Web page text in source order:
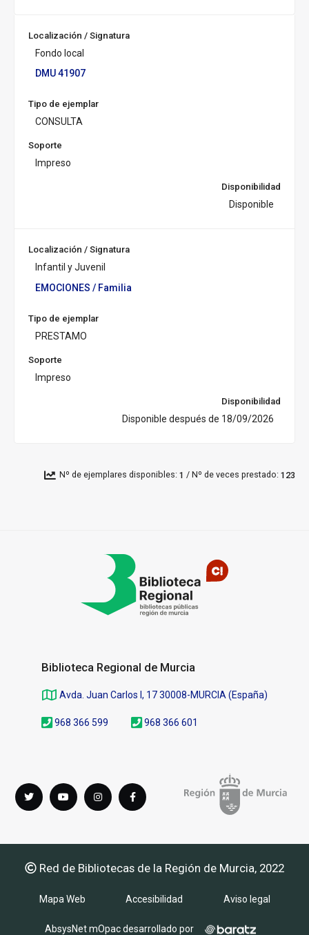
uLocalización / Signatura
Fondo local
DMU 41907
Tipo de ejemplar
CONSULTA
Soporte
Impreso
Disponibilidad
Disponible
Localización / Signatura
Infantil y Juvenil
EMOCIONES / Familia
Tipo de ejemplar
PRESTAMO
Soporte
Impreso
Disponibilidad
Disponible después de 18/09/2026
Nº de ejemplares disponibles: 1 / Nº de veces prestado: 123
Biblioteca Regional de Murcia
Avda. Juan Carlos I, 17 30008-MURCIA (España)
968 366 599 968 366 601
Síguenos
en
Twitter youTube instagramFacebook
Red de Bibliotecas de la Región de Murcia, 2022
Mapa Web Accesibilidad Aviso legal
AbsysNet mOpac desarrollado por